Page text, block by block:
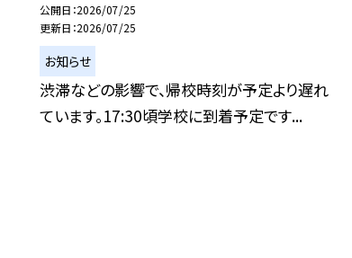
公開日 2026/07/25
更新日 2026/07/25
お知らせ
渋滞などの影響で、帰校時刻が予定より遅れ
ています。17:30頃学校に到着予定です...